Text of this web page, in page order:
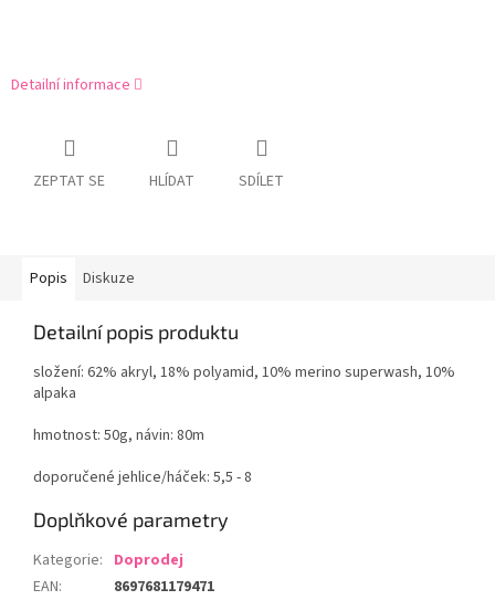
Detailní informace
ZEPTAT SE HLÍDAT SDÍLET
Popis Diskuze
Detailní popis produktu
složení: 62% akryl, 18% polyamid, 10% merino superwash, 10%
alpaka
hmotnost: 50g, návin: 80m
doporučené jehlice/háček: 5,5 - 8
Doplňkové parametry
Kategorie: Doprodej
EAN: 8697681179471